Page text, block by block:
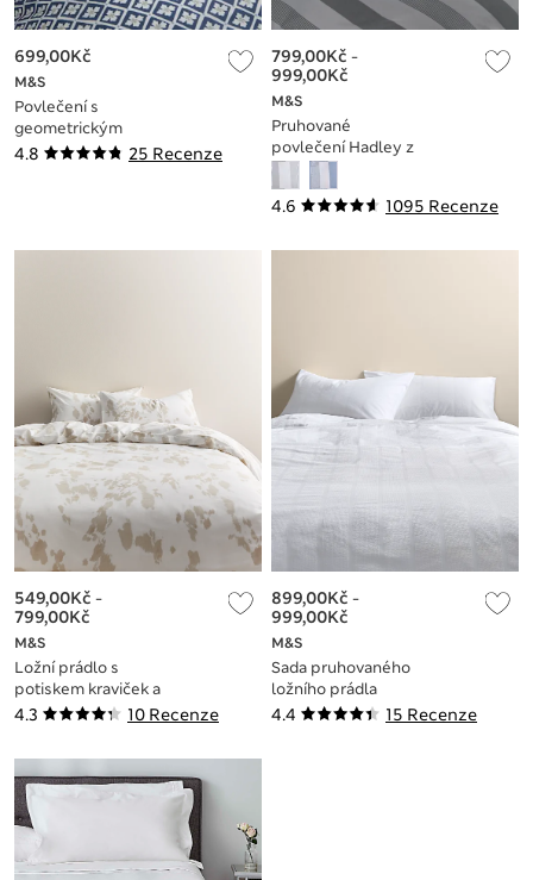
4.8 25 Recenze
M&S
Povlečení s
geometrickým
motivem, ze směsi
699,00Kč
4.6 1095 Recenze
M&S
Pruhované
povlečení Hadley z
čisté bavlny
799,00Kč -
999,00Kč
4.3 10 Recenze
M&S
Ložní prádlo s
potiskem kraviček a
vysokým podílem
549,00Kč -
799,00Kč
4.4 15 Recenze
M&S
Sada pruhovaného
ložního prádla
seersucker z čisté
899,00Kč -
999,00Kč